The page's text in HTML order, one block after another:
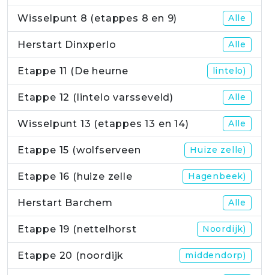
Wisselpunt 8 (etappes 8 en 9) Alle
Herstart Dinxperlo Alle
Etappe 11 (De heurne lintelo)
Etappe 12 (lintelo varsseveld) Alle
Wisselpunt 13 (etappes 13 en 14) Alle
Etappe 15 (wolfserveen Huize zelle)
Etappe 16 (huize zelle Hagenbeek)
Herstart Barchem Alle
Etappe 19 (nettelhorst Noordijk)
Etappe 20 (noordijk middendorp)